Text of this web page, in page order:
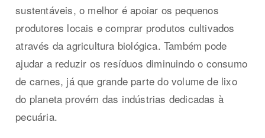
sustentáveis, o melhor é apoiar os pequenos
produtores locais e comprar produtos cultivados
através da agricultura biológica. Também pode
ajudar a reduzir os resíduos diminuindo o consumo
de carnes, já que grande parte do volume de lixo
do planeta provém das indústrias dedicadas à
pecuária.